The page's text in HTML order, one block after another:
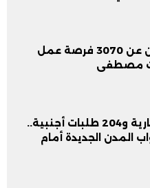
وزارة العمل تعلن عن 3070 فرصة عمل
مصطفى
99 فرصة استثمارية و204 طلبات أجنبية..
المدن الجديدة أمام